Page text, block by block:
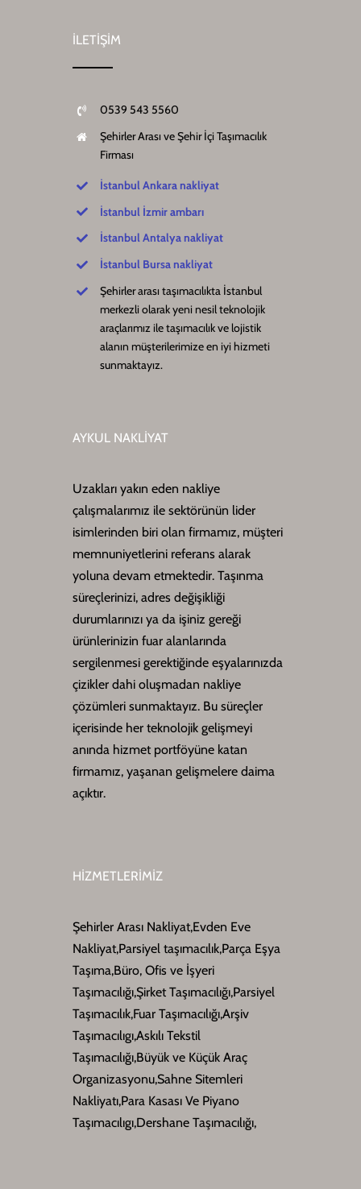
İLETİŞİM
0539 543 5560
Şehirler Arası ve Şehir İçi Taşımacılık
Firması
İstanbul Ankara nakliyat
İstanbul İzmir ambarı
İstanbul Antalya nakliyat
İstanbul Bursa nakliyat
Şehirler arası taşımacılıkta İstanbul
merkezli olarak yeni nesil teknolojik
araçlarımız ile taşımacılık ve lojistik
alanın müşterilerimize en iyi hizmeti
sunmaktayız.
AYKUL NAKLİYAT
Uzakları yakın eden nakliye
çalışmalarımız ile sektörünün lider
isimlerinden biri olan firmamız, müşteri
memnuniyetlerini referans alarak
yoluna devam etmektedir. Taşınma
süreçlerinizi, adres değişikliği
durumlarınızı ya da işiniz gereği
ürünlerinizin fuar alanlarında
sergilenmesi gerektiğinde eşyalarınızda
çizikler dahi oluşmadan nakliye
çözümleri sunmaktayız. Bu süreçler
içerisinde her teknolojik gelişmeyi
anında hizmet portföyüne katan
firmamız, yaşanan gelişmelere daima
açıktır.
HİZMETLERİMİZ
Şehirler Arası Nakliyat,Evden Eve
Nakliyat,Parsiyel taşımacılık,Parça Eşya
Taşıma,Büro, Ofis ve İşyeri
Taşımacılığı,Şirket Taşımacılığı,Parsiyel
Taşımacılık,Fuar Taşımacılığı,Arşiv
Taşımacılıgı,Askılı Tekstil
Taşımacılığı,Büyük ve Küçük Araç
Organizasyonu,Sahne Sitemleri
Nakliyatı,Para Kasası Ve Piyano
Taşımacılıgı,Dershane Taşımacılığı,